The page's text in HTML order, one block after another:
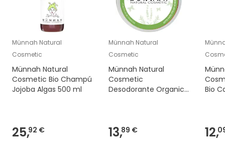
Münnah Natural
Cosmetic
Münnah Natural
Cosmetic Bio Champú
Jojoba Algas 500 ml
25,92 €
Münnah Natural
Cosmetic
Münnah Natural
Cosmetic
Desodorante Organico
13,89 €
Bio
12,